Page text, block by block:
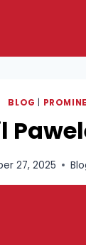
BLOG
27, 2025